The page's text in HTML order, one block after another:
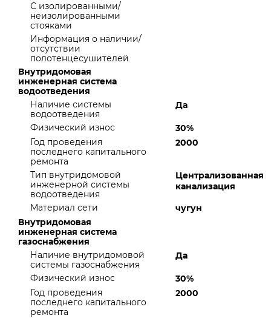
С изолированными/
неизолированными
стояками
Информация о наличии/
отсутствии
полотенцесушителей
Внутридомовая
инженерная система
водоотведения
Наличие системы
водоотведения
Да
Физический износ
30%
Год проведения
последнего капитального
ремонта
2000
Тип внутридомовой
инженерной системы
водоотведения
Централизованная
канализация
Материал сети
чугун
Внутридомовая
инженерная система
газоснабжения
Наличие внутридомовой
системы газоснабжения
Да
Физический износ
30%
Год проведения
последнего капитального
ремонта
2000